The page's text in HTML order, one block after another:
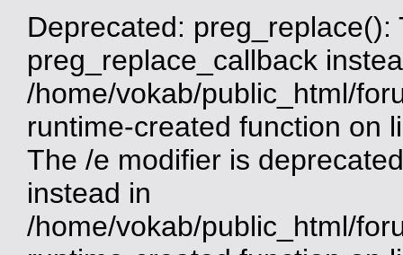
Deprecated:
preg_replace_callback
/home/vokab/public_html/
runtime-created function on
The /e modifier is
instead in
/home/vokab/public_html/